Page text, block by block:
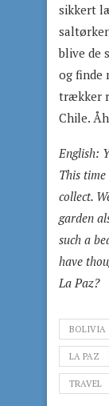
sikkert
blive de
og finde
trækker
Chile.
English:
This time
collect.
garden
such a
have
La Paz?
BOLIVIA
LA PAZ
TRAVEL